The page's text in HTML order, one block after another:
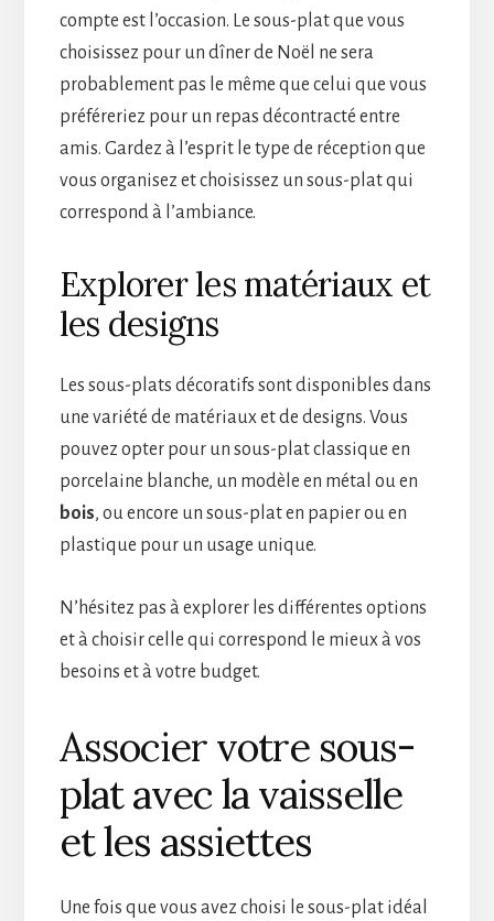
compte est l’occasion. Le sous-plat que vous
choisissez pour un dîner de Noël ne sera
probablement pas le même que celui que vous
préféreriez pour un repas décontracté entre
amis. Gardez à l’esprit le type de réception que
vous organisez et choisissez un sous-plat qui
correspond à l’ambiance.
Explorer les matériaux et
les designs
Les sous-plats décoratifs sont disponibles dans
une variété de matériaux et de designs. Vous
pouvez opter pour un sous-plat classique en
porcelaine blanche, un modèle en métal ou en
bois, ou encore un sous-plat en papier ou en
plastique pour un usage unique.
N’hésitez pas à explorer les différentes options
et à choisir celle qui correspond le mieux à vos
besoins et à votre budget.
Associer votre sous-
plat avec la vaisselle
et les assiettes
Une fois que vous avez choisi le sous-plat idéal